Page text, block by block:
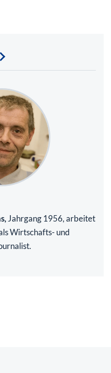
Jahrgang 1956, arbeitet
Wirtschafts- und